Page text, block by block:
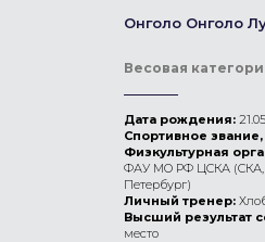
Онголо Онголо
Весовая
Дата рождения:
Спортивное
Физкультурная
ФАУ МО РФ ЦСКА (СКА,
Петербург)
Личный тренер:
Высший результат
место